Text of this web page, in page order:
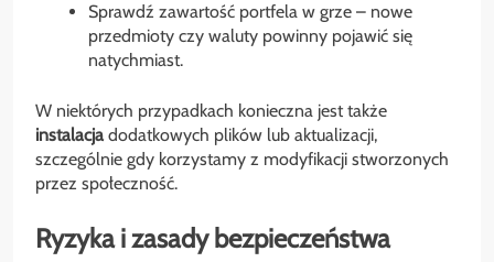
Sprawdź zawartość portfela w grze – nowe
przedmioty czy waluty powinny pojawić się
natychmiast.
W niektórych przypadkach konieczna jest także
instalacjadodatkowych plików lub aktualizacji,
szczególnie gdy korzystamy z modyfikacji stworzonych
przez społeczność.
Ryzyka i zasady bezpieczeństwa